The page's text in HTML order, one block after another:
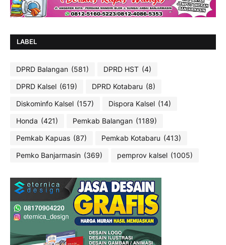
LABEL
DPRD Balangan (581) DPRD HST (4)
DPRD Kalsel (619) DPRD Kotabaru (8)
Diskominfo Kalsel (157) Dispora Kalsel (14)
Honda (421) Pemkab Balangan (1189)
Pemkab Kapuas (87) Pemkab Kotabaru (413)
Pemko Banjarmasin (369) pemprov kalsel (1005)